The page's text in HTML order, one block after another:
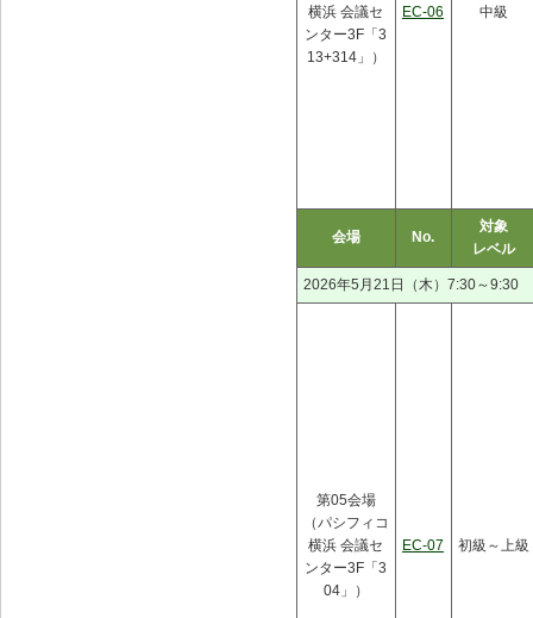
横浜 会議セ
ンター3F「3
13+314」）
EC-06 中級
会場 No.
対象
レベル
2026年5月21日（木）7:30～9:30
第05会場
（パシフィコ
横浜 会議セ
ンター3F「3
04」）
EC-07 初級～上級